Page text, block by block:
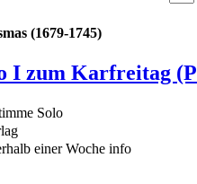
(1679-1745)
I zum Karfreitag
Solo
einer Woche info